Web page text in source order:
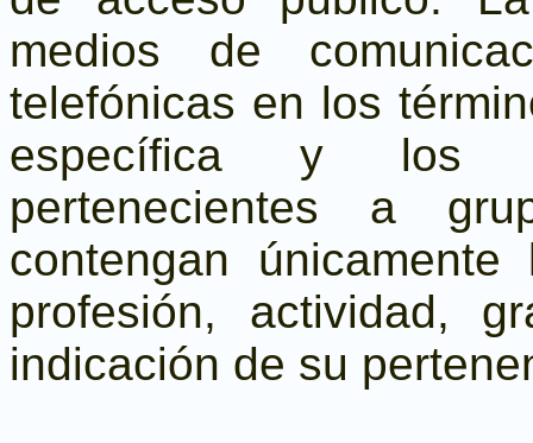
medios de
telefónicas en los
específica y los
pertenecientes a
contengan
profesión, actividad,
indicación de su